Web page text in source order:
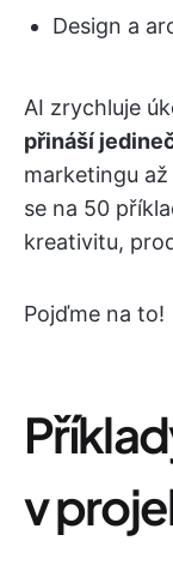
Design a
AI zrychluje
přináší
marketingu
se na 50
kreativitu,
Pojďme na to!
v